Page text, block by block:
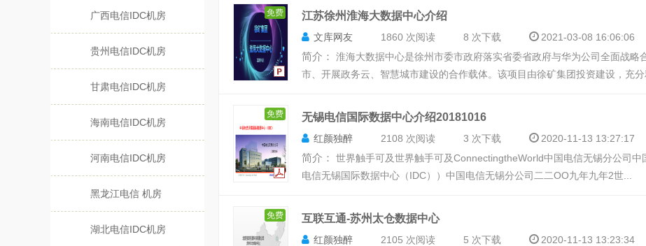
广西电信IDC机房
贵州电信IDC机房
甘肃电信IDC机房
海南电信IDC机房
河南电信IDC机房
黑龙江电信 机房
湖北电信IDC机房
免费 江苏徐州淮海大数据中心介绍
文库网友 1860 次阅读 8 次下载 2021-03-08 16:06:06
简介：
淮海大数据中心是徐州市委市政府落实省委省政府与华为公司全面战
市、开展政务云、智慧城市建设的合作载体。该项目由徐矿集团投资建设，充分
免费 无锡电信国际数据中心介绍20181016
红颜独醉 2108 次阅读 3 次下载 2020-11-13 13:27:17
简介：
世界触手可及世界触手可及ConnectingtheWorld中国电信无锡分公司
电信无锡国际数据中心（IDC））中国电信无锡分公司二二OO九年九年 2世...
免费 互联互通-苏州太仓数据中心
红颜独醉 2105 次阅读 5 次下载 2020-11-13 13:23:34